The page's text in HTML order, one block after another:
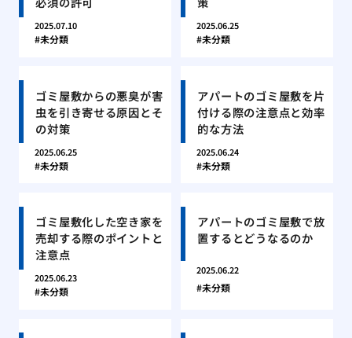
2025.07.10
未分類
2025.06.25
未分類
ゴミ屋敷からの悪臭が害
虫を引き寄せる原因とそ
の対策
2025.06.25
未分類
アパートのゴミ屋敷を片
付ける際の注意点と効率
的な方法
2025.06.24
未分類
ゴミ屋敷化した空き家を
売却する際のポイントと
注意点
2025.06.23
未分類
アパートのゴミ屋敷で放
置するとどうなるのか
2025.06.22
未分類